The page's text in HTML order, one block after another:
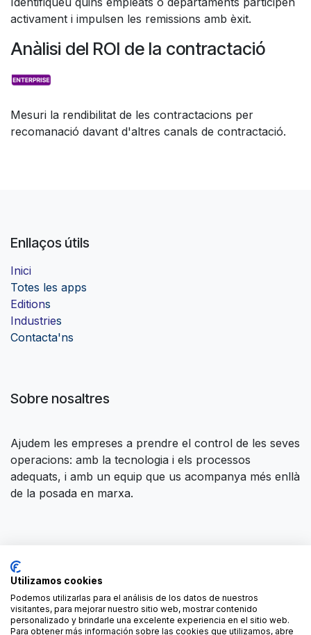
activament i impulsen les remissions amb èxit.
Anàlisi del ROI de la contractació
Mesuri la rendibilitat de les contractacions per
recomanació davant d'altres canals de contractació.
Enllaços útils
Inici
Totes les apps
Editions
Industries
Contacta'ns
Sobre nosaltres
Ajudem les empreses a prendre el control de les seves
operacions: amb la tecnologia i els processos
adequats, i amb un equip que us acompanya més enllà
de la posada en marxa.
Contacta amb nosaltres
contact@forgeflow.com
+34 936 94 04 85
Utilizamos cookies
Podemos utilizarlas para el análisis de los datos de nuestros
visitantes, para mejorar nuestro sitio web, mostrar contenido
personalizado y brindarle una excelente experiencia en el sitio web.
Para obtener más información sobre las cookies que utilizamos, abre